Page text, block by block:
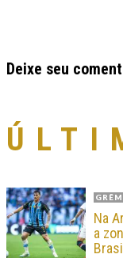
Deixe seu
Na
a